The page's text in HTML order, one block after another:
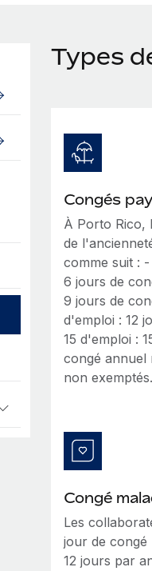
Types
Congés
À Porto Rico,
de
comme suit :
6 jours de
9 jours de
d'emploi : 12
15 d'emploi :
congé annuel
non exemptés.
Congé
Les
jour de congé
12 jours par